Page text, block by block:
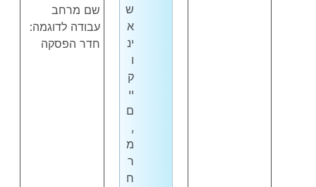
ש
א
ינ
ו
ק
יי
ם
,
מ
ר
ח
שם מרחב
עבודה לדוגמה:
חדר הפסקה